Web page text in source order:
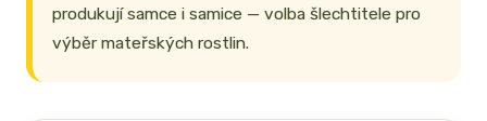
produkují samce i samice — volba šlechtitele pro
výběr mateřských rostlin.